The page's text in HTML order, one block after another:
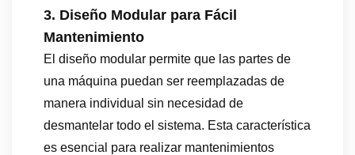
3. Diseño Modular para Fácil
Mantenimiento
El diseño modular permite que las partes de
una máquina puedan ser reemplazadas de
manera individual sin necesidad de
desmantelar todo el sistema. Esta característica
es esencial para realizar mantenimientos